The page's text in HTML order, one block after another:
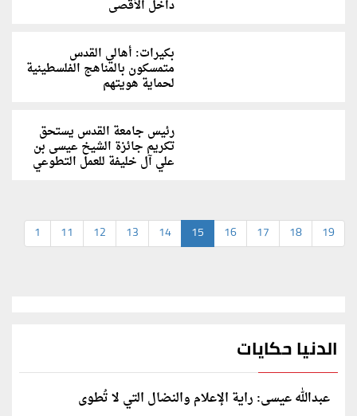
داخل الأقصى
بكيرات: أهالي القدس
متمسكون بالمناهج الفلسطينية
لحماية هويتهم
رئيس جامعة القدس يستحق
تكريم جائزة الشيخ عيسى بن
علي آل خليفة للعمل التطوعي
1 11 12 13 14 15 16 17 18 19
الدنيا حكايات
عبدالله عيسى: راية الإعلام والنضال التي لا تُطوى